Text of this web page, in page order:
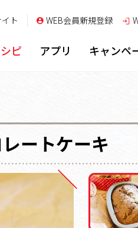
ト WEB会員新規登録
ピ アプリ キャンペ
ートケーキ